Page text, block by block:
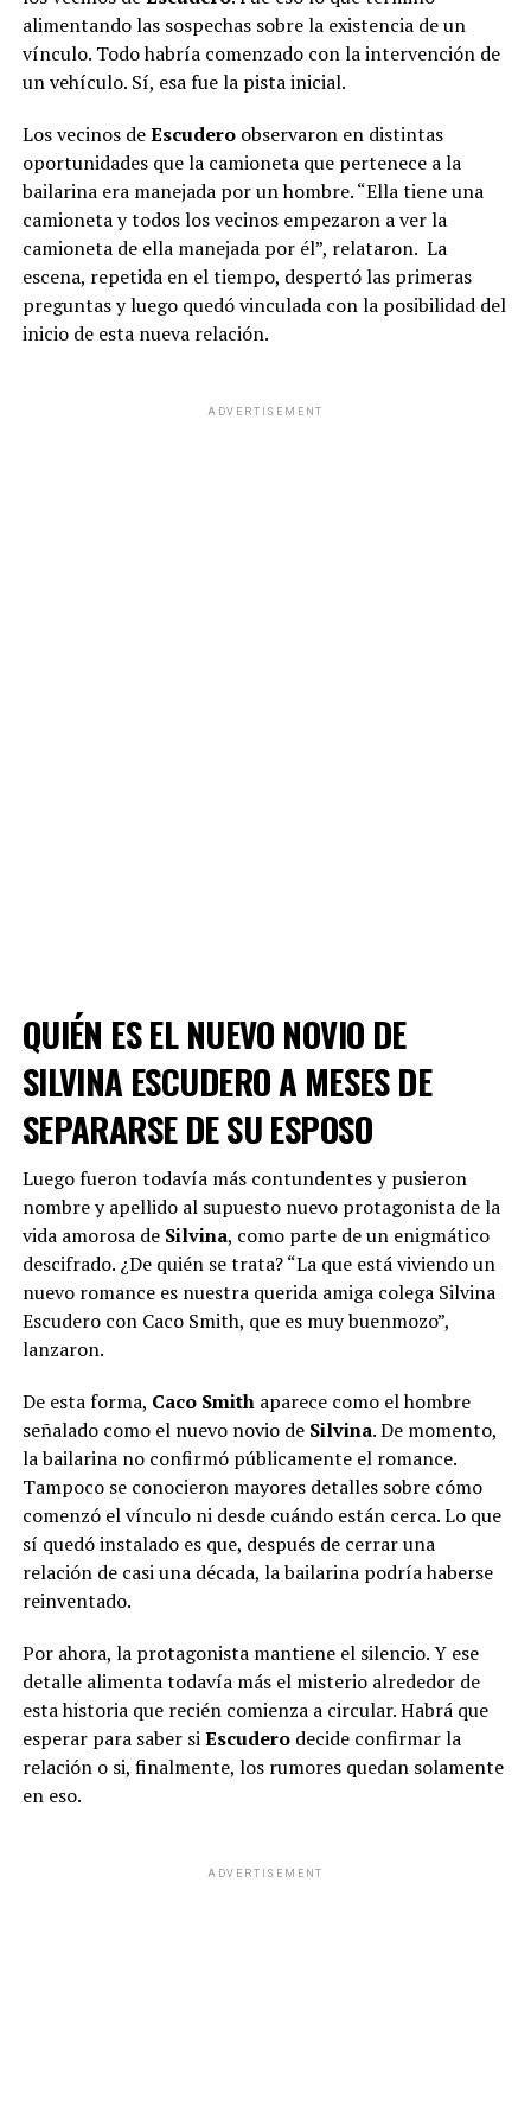
alimentando las sospechas sobre la existencia de un
vínculo. Todo habría comenzado con la intervención de
un vehículo. Sí, esa fue la pista inicial.
Los vecinos deEscuderoobservaron en distintas
oportunidades que la camioneta que pertenece a la
bailarina era manejada por un hombre. “Ella tiene una
camioneta y todos los vecinos empezaron a ver la
camioneta de ella manejada por él”, relataron. La
escena, repetida en el tiempo, despertó las primeras
preguntas y luego quedó vinculada con la posibilidad del
inicio de esta nueva relación.
ADVERTISEMENT
QUIÉN ES EL NUEVO NOVIO DE
SILVINA ESCUDERO A MESES DE
SEPARARSE DE SU ESPOSO
Luego fueron todavía más contundentes y pusieron
nombre y apellido al supuesto nuevo protagonista de la
vida amorosa de Silvina, como parte de un enigmático
descifrado. ¿De quién se trata? “La que está viviendo un
nuevo romance es nuestra querida amiga colega Silvina
Escudero con Caco Smith, que es muy buenmozo”,
lanzaron.
De esta forma, Caco Smithaparece como el hombre
señalado como el nuevo novio de Silvina. De momento,
la bailarina no confirmó públicamente el romance.
Tampoco se conocieron mayores detalles sobre cómo
comenzó el vínculo ni desde cuándo están cerca. Lo que
sí quedó instalado es que, después de cerrar una
relación de casi una década, la bailarina podría haberse
reinventado.
Por ahora, la protagonista mantiene el silencio. Y ese
detalle alimenta todavía más el misterio alrededor de
esta historia que recién comienza a circular. Habrá que
esperar para saber siEscuderodecide confirmar la
relación o si, finalmente, los rumores quedan solamente
en eso.
ADVERTISEMENT